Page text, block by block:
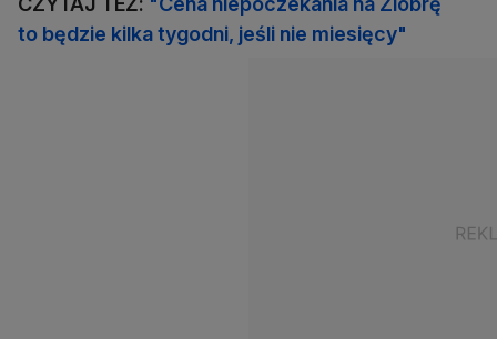
to będzie kilka tygodni, jeśli nie miesięcy"